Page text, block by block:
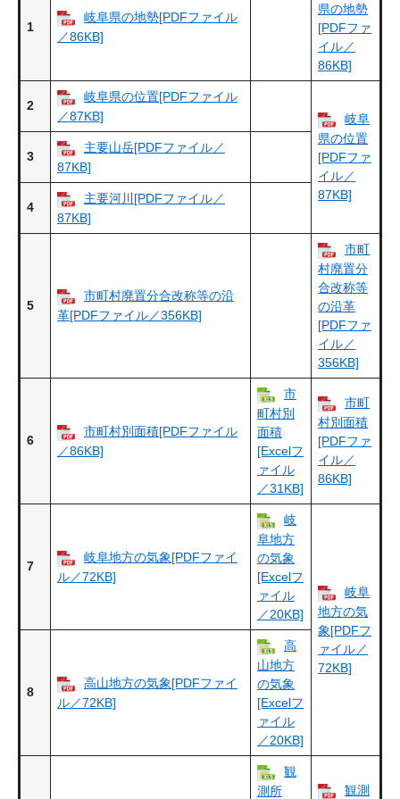
1
岐阜県の地勢[PDFファイル
／86KB]
県の地勢
[PDFファ
イル／
86KB]
2
岐阜県の位置[PDFファイル
／87KB]
岐阜
県の位置
[PDFファ
イル／
87KB]
3
主要山岳[PDFファイル／
87KB]
4
主要河川[PDFファイル／
87KB]
5
市町村廃置分合改称等の沿
革[PDFファイル／356KB]
市町
村廃置分
合改称等
の沿革
[PDFファ
イル／
356KB]
6
市町村別面積[PDFファイル
／86KB]
市
町村別
面積
[Excelフ
ァイル
／31KB]
市町
村別面積
[PDFファ
イル／
86KB]
7
岐阜地方の気象[PDFファイ
ル／72KB]
岐
阜地方
の気象
[Excelフ
ァイル
／20KB]
岐阜
地方の気
象[PDFフ
ァイル／
72KB]
8
高山地方の気象[PDFファイ
ル／72KB]
高
山地方
の気象
[Excelフ
ァイル
／20KB]
観
測所
観測